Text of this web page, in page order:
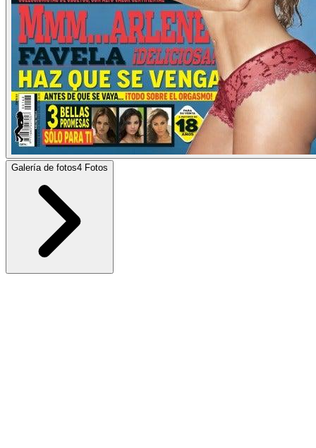
Galería de fotos4 Fotos